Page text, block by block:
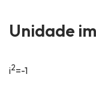
Unidade
i2=-1